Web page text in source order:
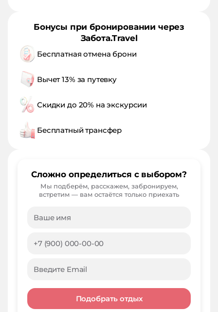
Бонусы при бронировании через
Забота.Travel
Бесплатная отмена брони
Вычет 13% за путевку
Скидки до 20% на экскурсии
Бесплатный трансфер
Сложно определиться с выбором?
Мы подберём, расскажем, забронируем,
встретим — вам остаётся только приехать
Подобрать отдых